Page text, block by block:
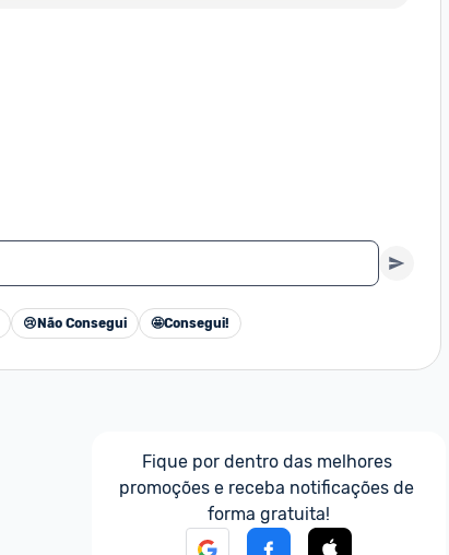
😢 Não Consegui 🤩Consegui!
Fique por dentro das melhores
promoções e receba notificações de
forma gratuita!